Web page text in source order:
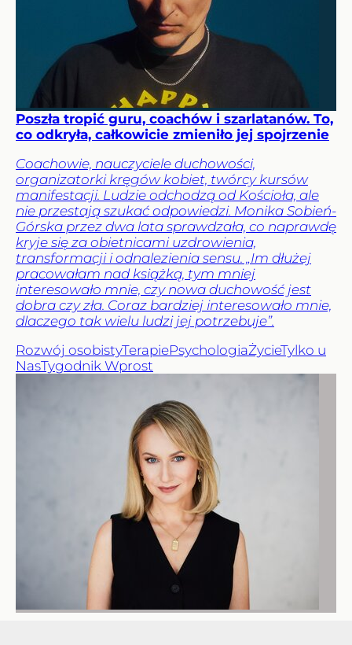
Poszła tropić guru, coachów i szarlatanów. To,
co odkryła, całkowicie zmieniło jej spojrzenie
Coachowie, nauczyciele duchowości,
organizatorki kręgów kobiet, twórcy kursów
manifestacji. Ludzie odchodzą od Kościoła, ale
nie przestają szukać odpowiedzi. Monika Sobień-
Górska przez dwa lata sprawdzała, co naprawdę
kryje się za obietnicami uzdrowienia,
transformacji i odnalezienia sensu. „Im dłużej
pracowałam nad książką, tym mniej
interesowało mnie, czy nowa duchowość jest
dobra czy zła. Coraz bardziej interesowało mnie,
dlaczego tak wielu ludzi jej potrzebuje”.
Rozwój osobistyTerapiePsychologiaŻycieTylko u
NasTygodnik Wprost